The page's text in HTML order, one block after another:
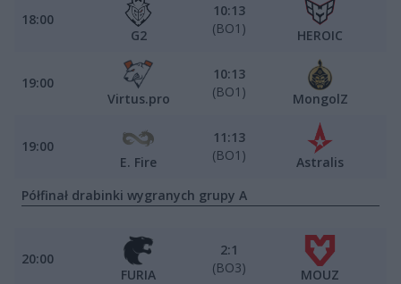
18:00
G2
10:13
(BO1)
HEROIC
19:00
Virtus.pro
10:13
(BO1)
MongolZ
19:00
E. Fire
11:13
(BO1)
Astralis
Półfinał drabinki wygranych grupy A
20:00
FURIA
2:1
(BO3)
MOUZ